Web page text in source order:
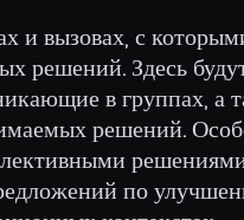
и вызовах, с
решений. Здесь
в группах, а
решений.
по